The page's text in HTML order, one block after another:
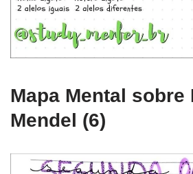
Mapa Mental sobre
Mendel (6)